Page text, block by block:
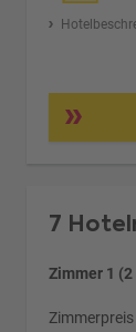
7
Zimmer 1